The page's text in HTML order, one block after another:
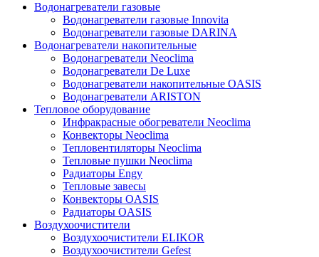
Водонагреватели газовые
Водонагреватели газовые Innovita
Водонагреватели газовые DARINA
Водонагреватели накопительные
Водонагреватели Neoclima
Водонагреватели De Luxe
Водонагреватели накопительные OASIS
Водонагреватели ARISTON
Тепловое оборудование
Инфракрасные обогреватели Neoclima
Конвекторы Neoclima
Тепловентиляторы Neoclima
Тепловые пушки Neoclima
Радиаторы Engy
Тепловые завесы
Конвекторы OASIS
Радиаторы OASIS
Воздухоочистители
Воздухоочистители ELIKOR
Воздухоочистители Gefest